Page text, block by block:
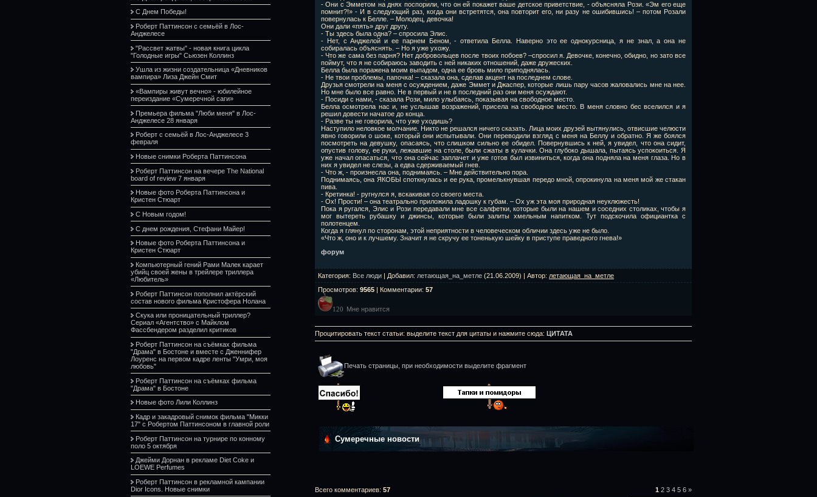
С Днем Победы!
Роберт Паттинсон с семьёй в Лос-
Анджелесе
"Рассвет жатвы" - новая книга цикла
"Голодные игры" Сьюзен Коллинз
Ушла из жизни создательница «Дневников
вампира» Лиза Джейн Смит
«Вампиры живут вечно» - юбилейное
переиздание «Сумеречной саги»
Премьера фильма "Люби меня" в Лос-
Анджелесе 28 января
Роберт с семьёй в Лос-Анджелесе 3
февраля
Новые снимки Роберта Паттинсона
Роберт Паттинсон на вечере The National
board of review 7 января
Новые фото Роберта Паттинсона и
Кристен Стюарт
С Новым годом!
С днем рождения, Стефани Майер!
Новые фото Роберта Паттинсона и
Кристен Стюарт
Компьютерный гений Рами Малек карает
убийц своей жены в трейлере триллера
«Любитель»
Роберт Паттинсон пополнил актёрский
состав нового фильма Кристофера Нолана
Скука или проницательный триллер?
Сериал «Агентство» с Майклом
Фассбендером разделил критиков
Роберт Паттинсон на съёмках фильма
"Драма" в Бостоне и вместе с Дженнифер
Лоуренс на первом кадре ленты "Умри, моя
любовь"
Роберт Паттинсон на съёмках фильма
"Драма" в Бостоне
Новые фото Лили Коллинз
Кадр и закадровый снимок фильма "Микки
17" с Робертом Паттинсоном в главной роли
Роберт Паттинсон на турнире по конному
поло 5 октября
Джейми Дорнан в рекламе Diet Coke и
LOEWE Perfumes
Роберт Паттинсон в рекламной кампании
Dior Icons. Новые снимки
- Они с Эмметом на днях поспорили, что он ей покажет ваше детское приветствие, - объясняла Рози. «Эм его еще
помнит?!» - И в следующий раз, когда они встретятся, она повторит его, ни разу не ошибившись! – потом Розали
повернулась к Белле. – Молодец, девочка!
Они дали «пять» друг другу.
- Ты здесь была одна? – спросила Элис.
- Нет, с Анджелой и ее парнем Беном, - ответила Белла. Наверно это ее однокурсница, я не знал, а она не
собиралась объяснять. – Но я уже ухожу.
- Что же сама без парня? Нет добровольцев после твоих побоев? –спросил я. Девочке, конечно, обидно, но зато все
поймут, что я не собираюсь заводить с ней никаких отношений, даже дружеских.
Белла была поражена моим выпадом, одна ее бровь мило приподнялась.
- Не твои проблемы, папочка! – сказала она, сделав акцент на последнем слове.
Друзья смотрели на меня с осуждением, даже Эммет и Джаспер, которые лишь пару часов жаловались мне на нее.
Но мне было все равно. Не в первый и не в последний раз они меня осуждают.
- Посиди с нами, - сказала Рози, мило улыбаясь, показывая на свободное место.
Белла осмотрела нас и, не услышав возражений, присела на свободное место. В меня словно бес вселился и я
решил довести начатое до конца.
- Разве ты не говорила, что уже уходишь?
Наступило неловкое молчание. Никто не решался ничего сказать. Лица моих друзей вытянулись, отвисшие челюсти
явно говорили о шоке, который они испытывали. Они переводили взгляд с меня на Беллу и обратно. Я же боялся
посмотреть на девушку, опасаясь, что слишком сильно ее обидел. Повернувшись к ней, я увидел, что она сидит,
опустив голову, ее руки, лежавшие на столе, были сжаты в кулачки. Она глубоко дышала, пытаясь успокоиться. Я
уже начал опасаться, что она сейчас заплачет и уже готов был извиниться, когда она подняла на меня глаза. Но в
них я увидел не слезы, а едва сдерживаемый гнев.
- Что ж, - произнесла она, поднимаясь. – Мне действительно пора.
Поднимаясь, она ЯКОБЫ споткнулась и ее рука, промелькнувшая передо мной, опрокинула на меня мой же стакан
пива.
- Кретинка! - ругнулся я, вскакивая со своего места.
- Ох! Прости! – она театрально приложила ладошку к губам. – Ох уж эта моя природная неуклюжесть!
Пока я ругался, Элис и Рози передавали мне все салфетки, которые были на нашем и соседних столиках, чтобы я
мог вытереть рубашку и джинсы, которые были залиты хмельным напитком. Тут подскочила официантка с
полотенцем.
Когда я глянул по сторонам, этой неприятности в человеческом обличии здесь уже не было.
«Что ж, оно и к лучшему. Значит я не скручу ее тоненькую шейку в приступе праведного гнева!»
форум
Категория: Все люди | Добавил: летающая_на_метле (21.06.2009) | Автор: летающая_на_метле
Просмотров: 9565 | Комментарии: 57
120 Мне нравится
Процитировать текст статьи: выделите текст для цитаты и нажмите сюда: ЦИТАТА
Печать страницы, при необходимости выделите фрагмент
Сумеречные новости
Всего комментариев: 57 1 2 3 4 5 6 »